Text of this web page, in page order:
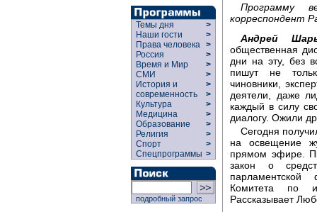
Темы дня
>
Наши гости
>
Права человека >
Россия
>
Время и Мир
>
СМИ
>
История и
современность
>
>
Культура
>
Медицина
>
Образование
>
Религия
>
Спорт
>
Спецпрограммы >
подробный запрос
Программу
корреспондент
Андрей
общественная
дни на эту, без
пишут не
чиновники,
деятели, даже
каждый в силу
диалогу. Ожили
Сегодня
на освещение
прямом эфире.
закон о
парламентской
Комитета по
Рассказывает